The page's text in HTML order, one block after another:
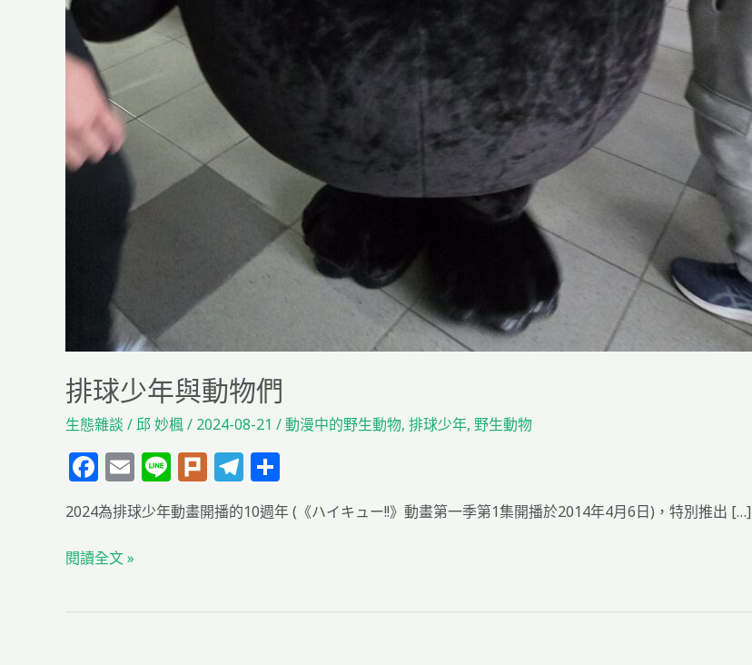
排球少年與動物們
生態雜談 /邱 妙楓/ 2024-08-21 /動漫中的野生動物, 排球少年, 野生動物
F
a
c
e
o
E
m
ai
Li
n
e
Pl
u
rk
T
el
e
m
享
2024為排球少年動畫開播的10週年 (《ハイキュー!!》動畫第一季第1集開播於2014年4月6日)，特別推出 […]
閱讀全文 »